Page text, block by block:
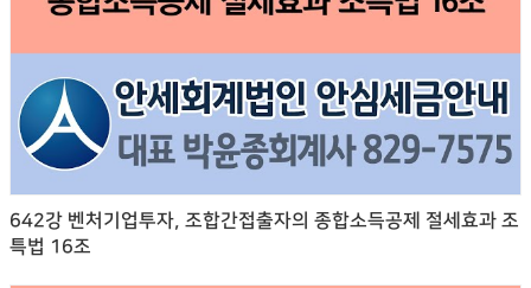
642강 벤처기업투자, 조합간접출자의 종합소득공제 절세효과 조
특법 16조